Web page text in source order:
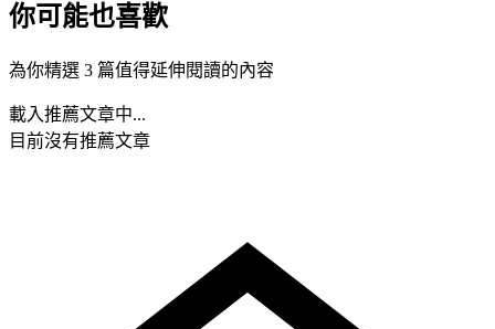
你可能也喜歡
為你精選 3 篇值得延伸閱讀的內容
載入推薦文章中...
目前沒有推薦文章